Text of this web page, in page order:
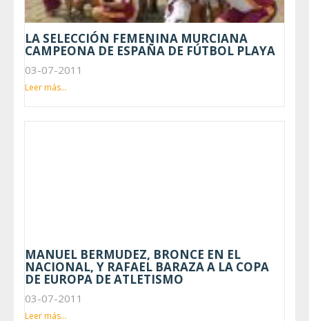
LA SELECCIÓN FEMENINA MURCIANA
CAMPEONA DE ESPAÑA DE FÚTBOL PLAYA
03-07-2011
Leer más...
MANUEL BERMUDEZ, BRONCE EN EL
NACIONAL, Y RAFAEL BARAZA A LA COPA
DE EUROPA DE ATLETISMO
03-07-2011
Leer más...